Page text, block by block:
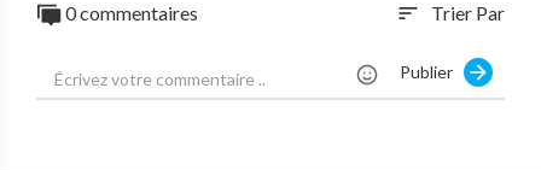
0 commentaires sort Trier Par
Publier